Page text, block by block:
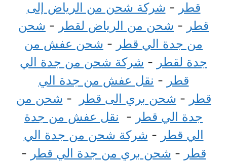
قطر - شركة شحن من الرياض إلى
قطر - شحن من الرياض لقطر - شحن
من جدة الي قطر - شحن عفش من
جدة لقطر - شركة شحن من جدة الي
قطر - نقل عفش من جدة الي
قطر - شحن بري الى قطر - شحن من
جدة الي قطر - نقل عفش من جدة
الي قطر - شركة شحن من جدة الي
قطر - شحن بري من جدة الي قطر -